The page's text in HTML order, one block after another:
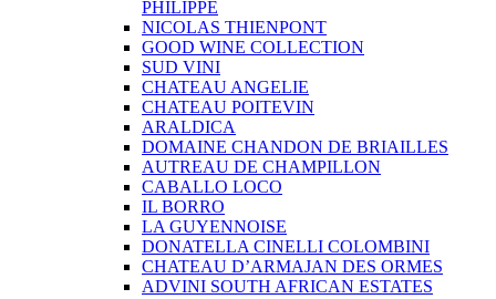
PHILIPPE
NICOLAS THIENPONT
GOOD WINE COLLECTION
SUD VINI
CHATEAU ANGELIE
CHATEAU POITEVIN
ARALDICA
DOMAINE CHANDON DE BRIAILLES
AUTREAU DE CHAMPILLON
CABALLO LOCO
IL BORRO
LA GUYENNOISE
DONATELLA CINELLI COLOMBINI
CHATEAU D’ARMAJAN DES ORMES
ADVINI SOUTH AFRICAN ESTATES